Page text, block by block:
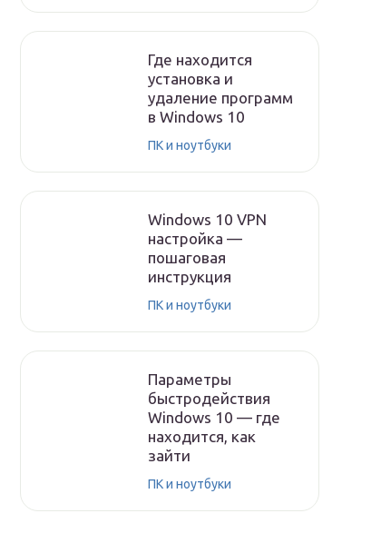
Где находится
установка и
удаление программ
в Windows 10
ПК и ноутбуки
Windows 10 VPN
настройка —
пошаговая
инструкция
ПК и ноутбуки
Параметры
быстродействия
Windows 10 — где
находится, как
зайти
ПК и ноутбуки